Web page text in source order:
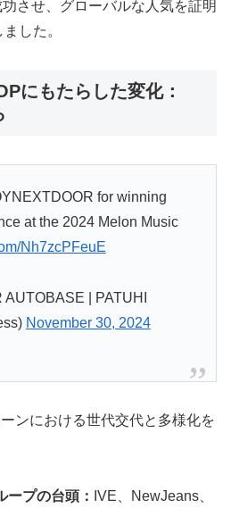
させ、グローバルな人気を証明
した。
にもたらした変化：
for winning
at the 2024 Melon Music
Nh7zcPFeuE
| PATUHI
November 30, 2024
ンにおける世代交代と多様化を
ープの台頭： IVE、NewJeans、